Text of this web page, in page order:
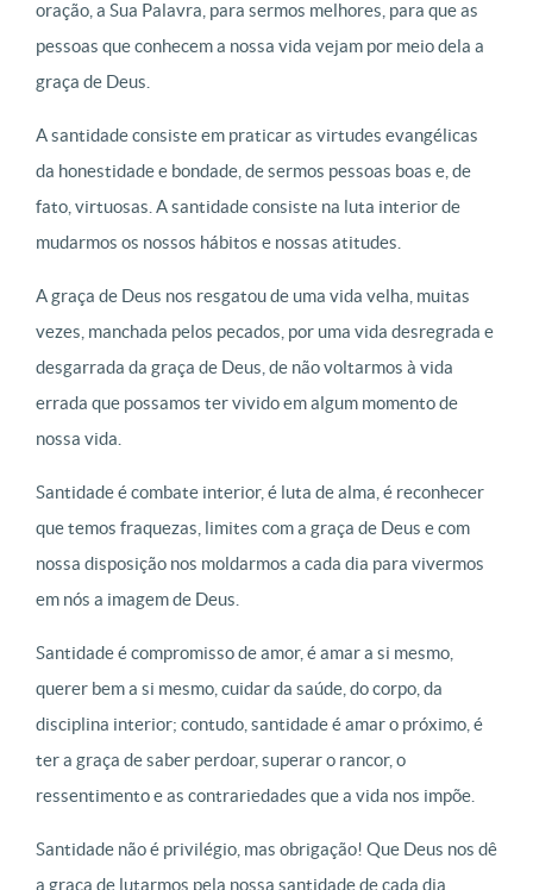
oração, a Sua Palavra, para sermos melhores, para que as
pessoas que conhecem a nossa vida vejam por meio dela a
graça de Deus.
A santidade consiste em praticar as virtudes evangélicas
da honestidade e bondade, de sermos pessoas boas e, de
fato, virtuosas. A santidade consiste na luta interior de
mudarmos os nossos hábitos e nossas atitudes.
A graça de Deus nos resgatou de uma vida velha, muitas
vezes, manchada pelos pecados, por uma vida desregrada e
desgarrada da graça de Deus, de não voltarmos à vida
errada que possamos ter vivido em algum momento de
nossa vida.
Santidade é combate interior, é luta de alma, é reconhecer
que temos fraquezas, limites com a graça de Deus e com
nossa disposição nos moldarmos a cada dia para vivermos
em nós a imagem de Deus.
Santidade é compromisso de amor, é amar a si mesmo,
querer bem a si mesmo, cuidar da saúde, do corpo, da
disciplina interior; contudo, santidade é amar o próximo, é
ter a graça de saber perdoar, superar o rancor, o
ressentimento e as contrariedades que a vida nos impõe.
Santidade não é privilégio, mas obrigação! Que Deus nos dê
a graça de lutarmos pela nossa santidade de cada dia.